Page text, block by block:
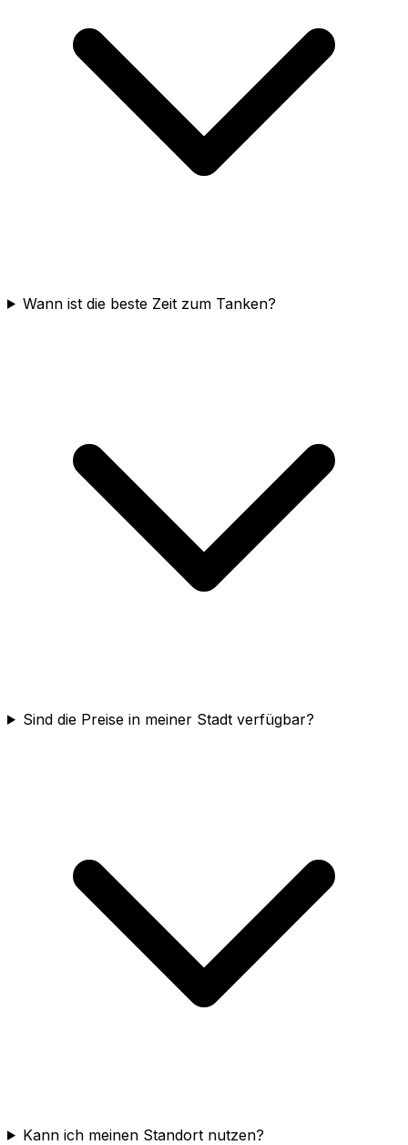
Wann ist die beste Zeit zum Tanken?
Sind die Preise in meiner Stadt verfügbar?
Kann ich meinen Standort nutzen?